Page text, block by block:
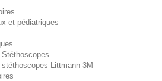
et pédiatriques
Littmann 3M